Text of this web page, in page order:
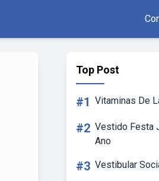
Top Post
#1 Vitaminas De
#2 Vestido Festa
Ano
#3 Vestibular